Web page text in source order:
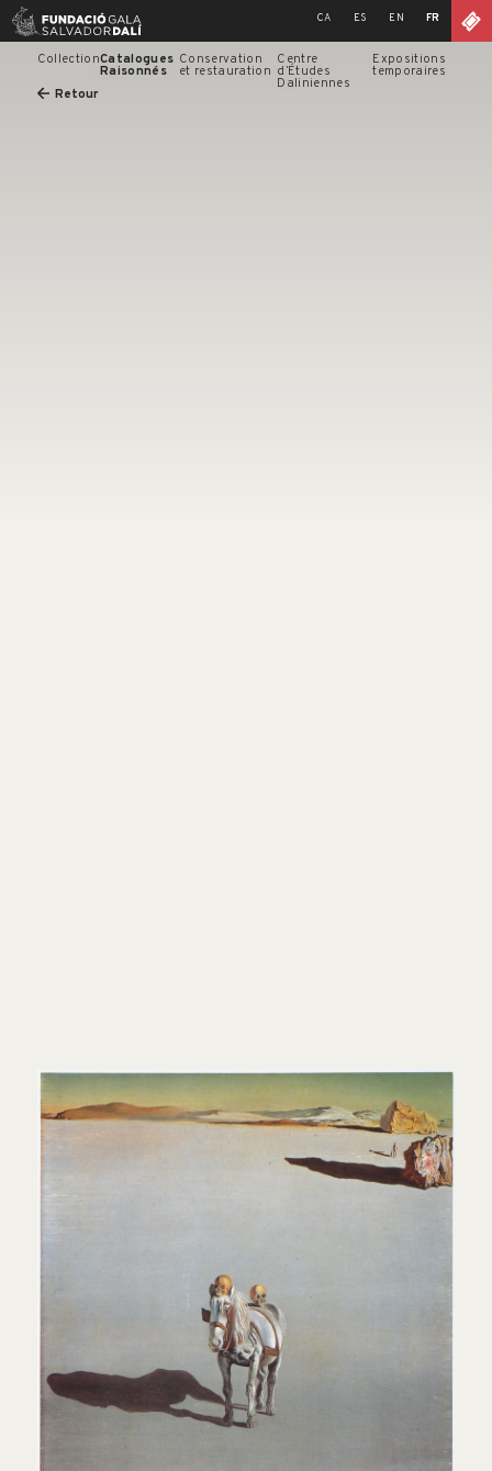
Skip
CA ES EN FR
CollectionCatalogues
Raisonnés
Conservation
et restauration
Centre
d’Études
Daliniennes
Expositions
temporaires
Retour